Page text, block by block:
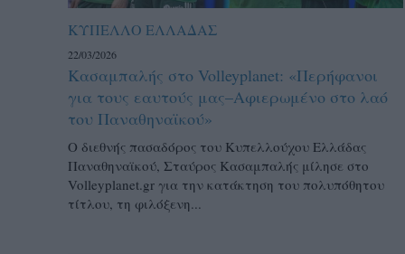
ΚΥΠΕΛΛΟ ΕΛΛΑΔΑΣ
22/03/2026
Κασαμπαλής στο Volleyplanet: «Περήφανοι
για τους εαυτούς μας–Aφιερωμένο στο λαό
του Παναθηναϊκού»
Ο διεθνής πασαδόρος του Κυπελλούχου Ελλάδας
Παναθηναϊκού, Σταύρος Κασαμπαλής μίλησε στο
Volleyplanet.gr για την κατάκτηση του πολυπόθητου
τίτλου, τη φιλόξενη...